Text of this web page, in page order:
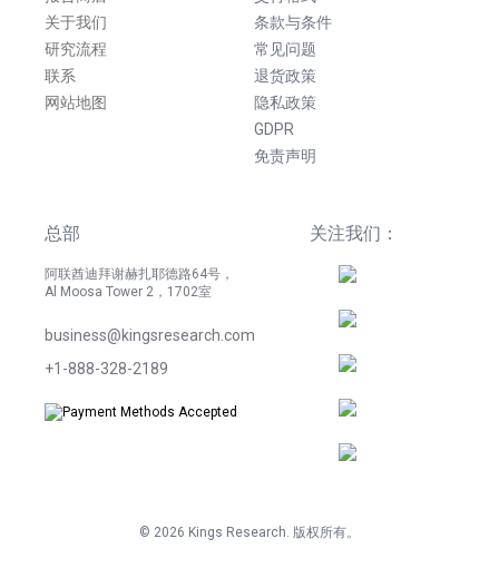
关于我们
研究流程
联系
网站地图
条款与条件
常见问题
退货政策
隐私政策
GDPR
免责声明
总部
阿联酋迪拜谢赫扎耶德路64号，
Al Moosa Tower 2，1702室
business@kingsresearch.com
+1-888-328-2189
关注我们：
© 2026 Kings Research. 版权所有。